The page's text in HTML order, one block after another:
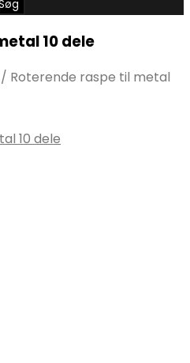
10 dele
/ Roterende raspe til metal